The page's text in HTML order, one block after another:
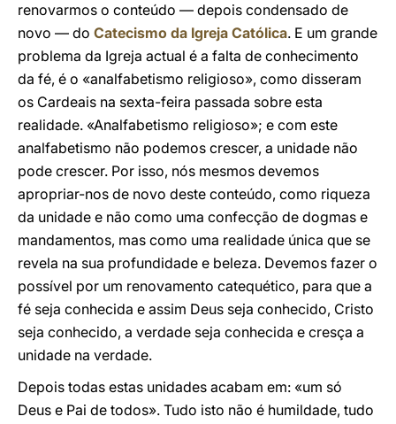
renovarmos o conteúdo — depois condensado de
novo — do Catecismo da Igreja Católica. E um grande
problema da Igreja actual é a falta de conhecimento
da fé, é o «analfabetismo religioso», como disseram
os Cardeais na sexta-feira passada sobre esta
realidade. «Analfabetismo religioso»; e com este
analfabetismo não podemos crescer, a unidade não
pode crescer. Por isso, nós mesmos devemos
apropriar-nos de novo deste conteúdo, como riqueza
da unidade e não como uma confecção de dogmas e
mandamentos, mas como uma realidade única que se
revela na sua profundidade e beleza. Devemos fazer o
possível por um renovamento catequético, para que a
fé seja conhecida e assim Deus seja conhecido, Cristo
seja conhecido, a verdade seja conhecida e cresça a
unidade na verdade.
Depois todas estas unidades acabam em: «um só
Deus e Pai de todos». Tudo isto não é humildade, tudo